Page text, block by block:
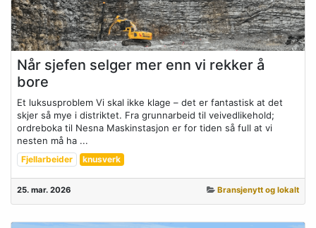
Når sjefen selger mer enn vi rekker å
bore
Et luksusproblem Vi skal ikke klage – det er fantastisk at det
skjer så mye i distriktet. Fra grunnarbeid til veivedlikehold;
ordreboka til Nesna Maskinstasjon er for tiden så full at vi
nesten må ha ...
Fjellarbeider knusverk
25. mar. 2026 Bransjenytt og lokalt